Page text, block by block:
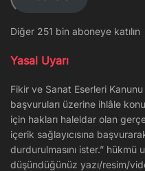
Diğer 251 bin aboneye katılın
Yasal Uyarı
Fikir ve Sanat Eserleri
başvuruları üzerine ihlâle
için hakları haleldar olan
içerik sağlayıcısına
durdurulmasını ister.” hükmü
düşündüğünüz yazı/resim/